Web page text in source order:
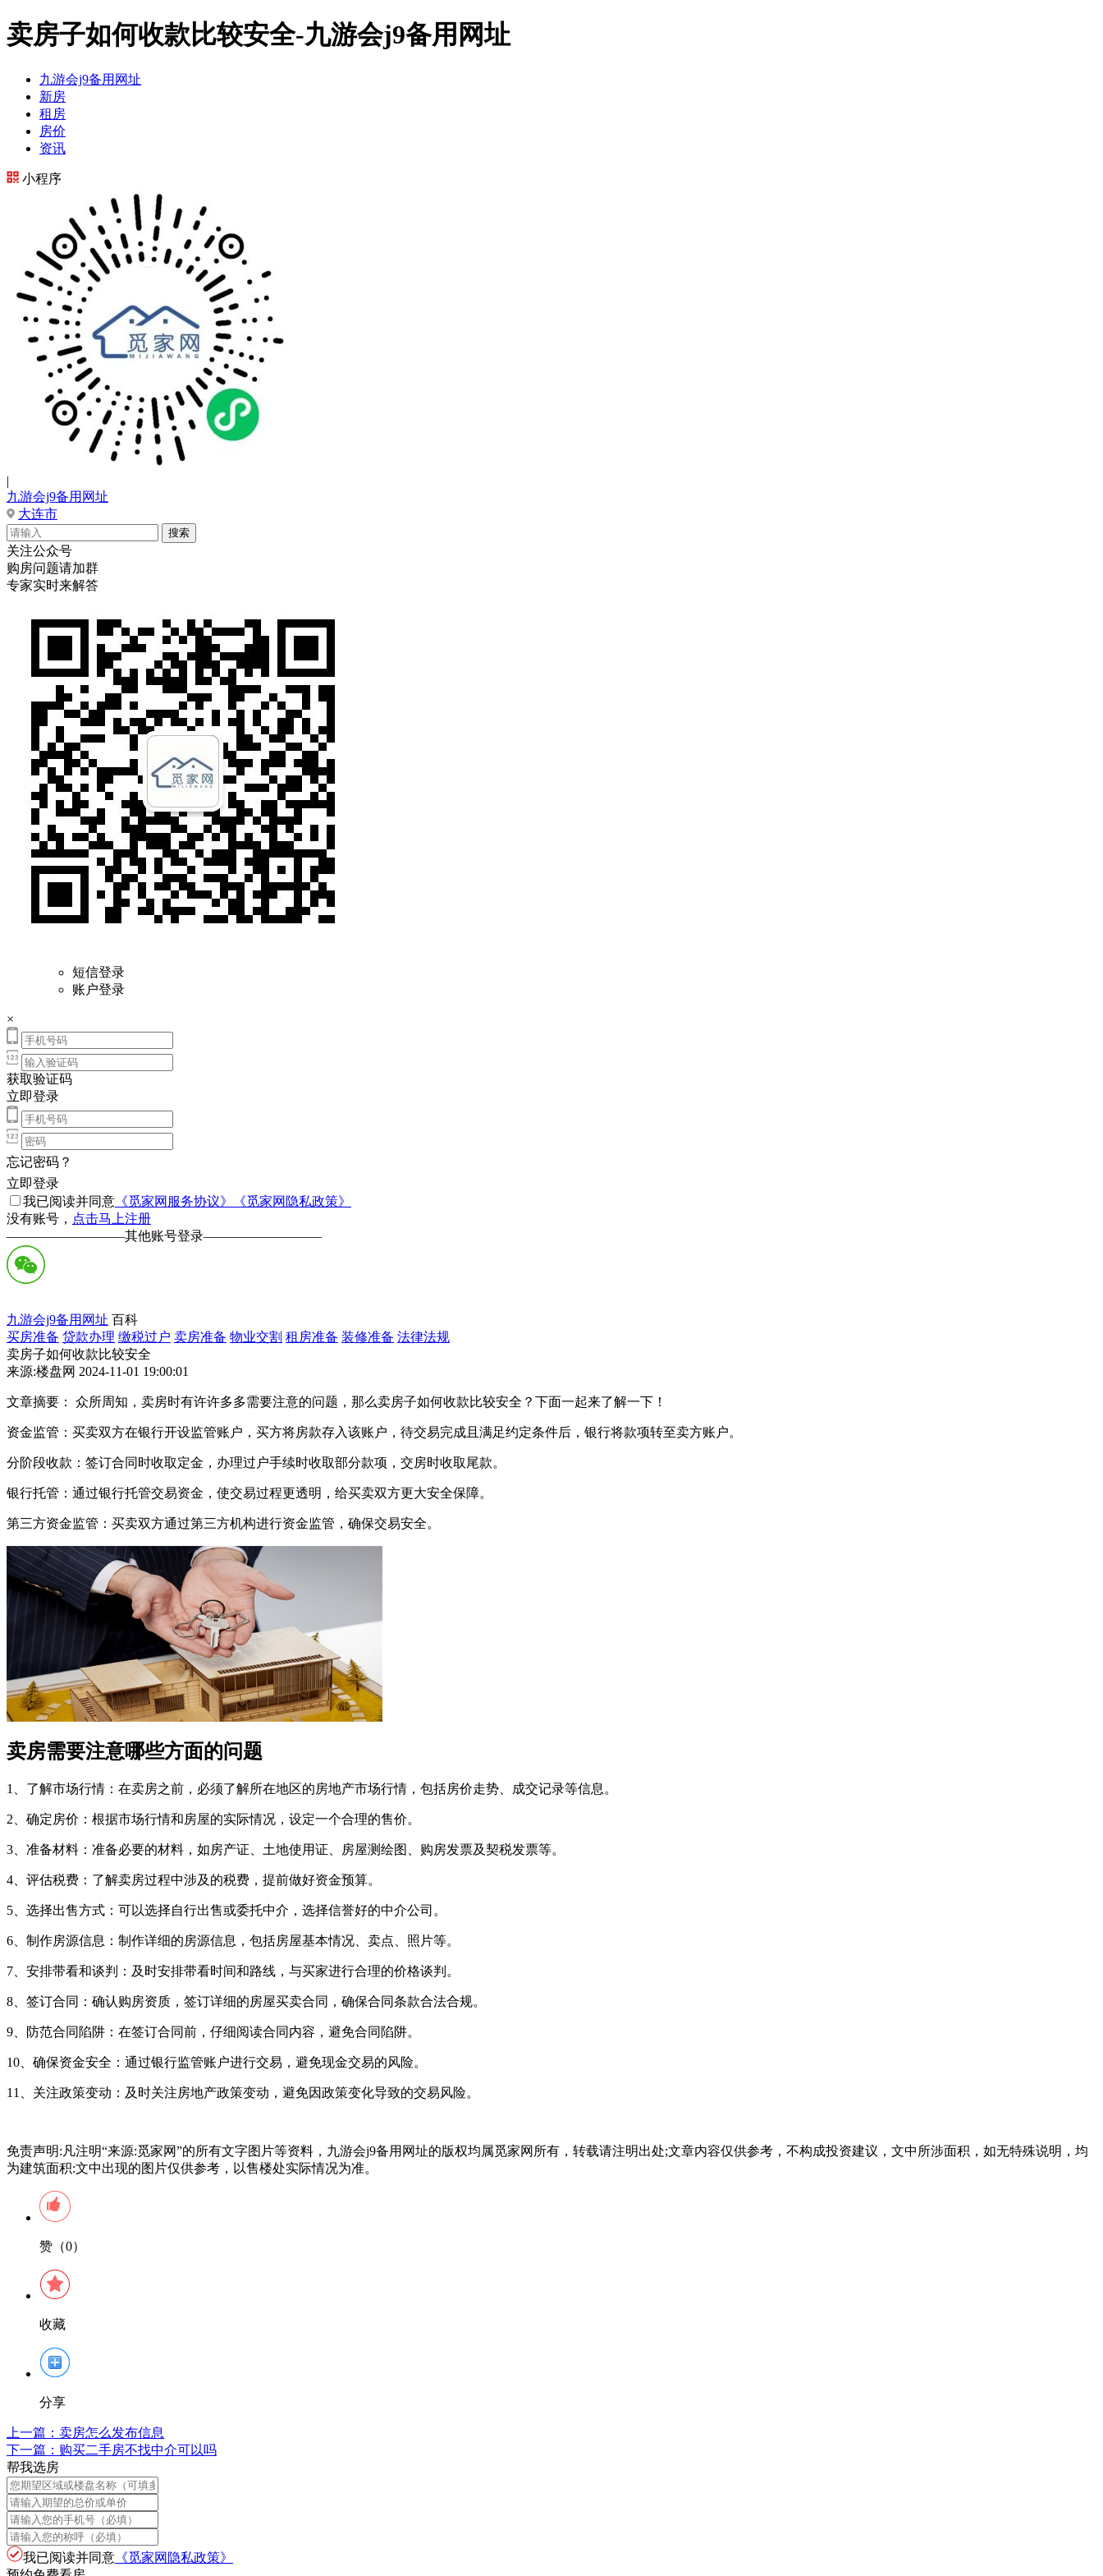
卖房子如何收款比较安全-九游会j9备用网址
九游会j9备用网址
新房
租房
房价
资讯
小程序
|
九游会j9备用网址
大连市
关注公众号
购房问题请加群
专家实时来解答
短信登录
账户登录
×
获取验证码
立即登录
忘记密码？
立即登录
我已阅读并同意 《觅家网服务协议》
《觅家网隐私政策》
没有账号， 点击马上注册
—————————其他账号登录—————————
九游会j9备用网址 百科
买房准备 贷款办理 缴税过户 卖房准备 物业交割 租房准备 装修准备 法律法规
卖房子如何收款比较安全
来源:楼盘网 2024-11-01 19:00:01
文章摘要： 众所周知，卖房时有许许多多需要注意的问题，那么卖房子如何收款比较安全？下面一起来了解一下！
资金监管‌：买卖双方在‌银行开设监管账户，买方将房款存入该账户，待交易完成且满足约定条件后，银行将款项转至卖方账户。‌
分阶段收款‌：签订合同时收取‌定金，办理过户手续时收取部分款项，交房时收取尾款。
‌‌银行托管‌：通过银行托管交易资金，使交易过程更透明，给买卖双方更大安全保障。‌
‌‌第三方资金监管‌：买卖双方通过第三方机构进行资金监管，确保交易安全。
卖房需要注意哪些方面的问题
1、了解市场行情‌：在卖房之前，必须了解所在地区的房地产市场行情，包括房价走势、成交记录等信息。
‌2、确定房价‌：根据市场行情和房屋的实际情况，设定一个合理的售价。
‌3、准备材料‌：准备必要的材料，如‌房产证、‌土地使用证、‌房屋测绘图、‌购房发票及‌契税发票等。
‌4、评估税费‌：了解卖房过程中涉及的税费，提前做好资金预算。
‌5、选择出售方式‌：可以选择自行出售或委托‌中介，选择信誉好的中介公司。
‌6、制作房源信息‌：制作详细的房源信息，包括房屋基本情况、卖点、照片等。
‌7、安排带看和谈判‌：及时安排带看时间和路线，与买家进行合理的价格谈判。
‌8、签订‌合同‌：确认购房资质，签订详细的房屋买卖合同，确保合同条款合法合规。
‌9、防范合同陷阱‌：在签订合同前，仔细阅读合同内容，避免合同陷阱。
‌10、确保资金安全‌：通过‌银行监管账户进行交易，避免现金交易的风险。
‌11、关注‌政策变动‌：及时关注房地产政策变动，避免因政策变化导致的交易风险。
免责声明:凡注明“来源:觅家网”的所有文字图片等资料，九游会j9备用网址的版权均属觅家网所有，转载请注明出处;文章内容仅供参考，不构成投资建议，文中所涉面积，如无特殊说明，均
为建筑面积:文中出现的图片仅供参考，以售楼处实际情况为准。
赞（0）
收藏
分享
上一篇： 卖房怎么发布信息
下一篇： 购买二手房不找中介可以吗
帮我选房
我已阅读并同意 《觅家网隐私政策》